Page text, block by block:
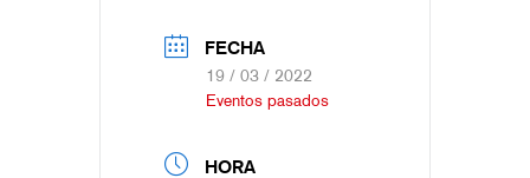
FECHA
19 / 03 / 2022
Eventos pasados
HORA